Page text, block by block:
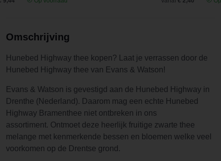
Omschrijving
Hunebed Highway thee kopen? Laat je verrassen door de
Hunebed Highway thee van Evans & Watson!
Evans & Watson is gevestigd aan de Hunebed Highway in
Drenthe (Nederland). Daarom mag een echte Hunebed
Highway Bramenthee niet ontbreken in ons
assortiment. Ontmoet deze heerlijk fruitige zwarte thee
melange met kenmerkende bessen en bloemen welke veel
voorkomen op de Drentse grond.